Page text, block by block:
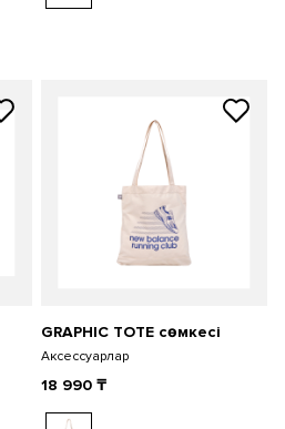
GRAPHIC TOTE сөмкесі
Аксессуарлар
18 990 ₸